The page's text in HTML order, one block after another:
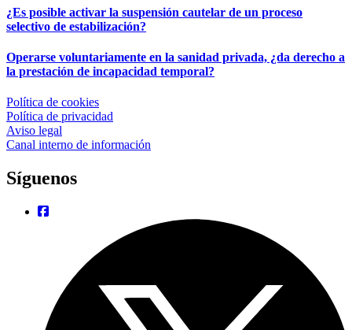
¿Es posible activar la suspensión cautelar de un proceso
selectivo de estabilización?
Operarse voluntariamente en la sanidad privada, ¿da derecho a
la prestación de incapacidad temporal?
Política de cookies
Política de privacidad
Aviso legal
Canal interno de información
Síguenos